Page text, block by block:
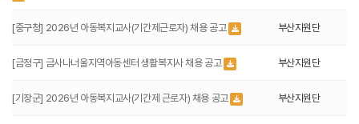
[중구청] 2026년 아동복지교사(기간제근로자) 채용 공고 부산지원단
[금정구] 금사나너울지역아동센터 생활복지사 채용 공고 부산지원단
[기장군] 2026년 아동복지교사(기간제 근로자) 채용 공고 부산지원단